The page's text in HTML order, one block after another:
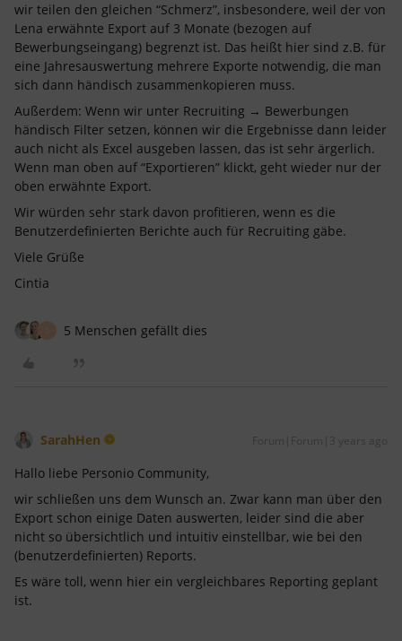
wir teilen den gleichen “Schmerz”, insbesondere, weil der von
Lena erwähnte Export auf 3 Monate (bezogen auf
Bewerbungseingang) begrenzt ist. Das heißt hier sind z.B. für
eine Jahresauswertung mehrere Exporte notwendig, die man
sich dann händisch zusammenkopieren muss.
Außerdem: Wenn wir unter Recruiting → Bewerbungen
händisch Filter setzen, können wir die Ergebnisse dann leider
auch nicht als Excel ausgeben lassen, das ist sehr ärgerlich.
Wenn man oben auf “Exportieren” klickt, geht wieder nur der
oben erwähnte Export.
Wir würden sehr stark davon profitieren, wenn es die
Benutzerdefinierten Berichte auch für Recruiting gäbe.
Viele Grüße
Cintia
5 Menschen gefällt dies
SarahHen Forum|Forum|3 years ago
Hallo liebe Personio Community,
wir schließen uns dem Wunsch an. Zwar kann man über den
Export schon einige Daten auswerten, leider sind die aber
nicht so übersichtlich und intuitiv einstellbar, wie bei den
(benutzerdefinierten) Reports.
Es wäre toll, wenn hier ein vergleichbares Reporting geplant
ist.